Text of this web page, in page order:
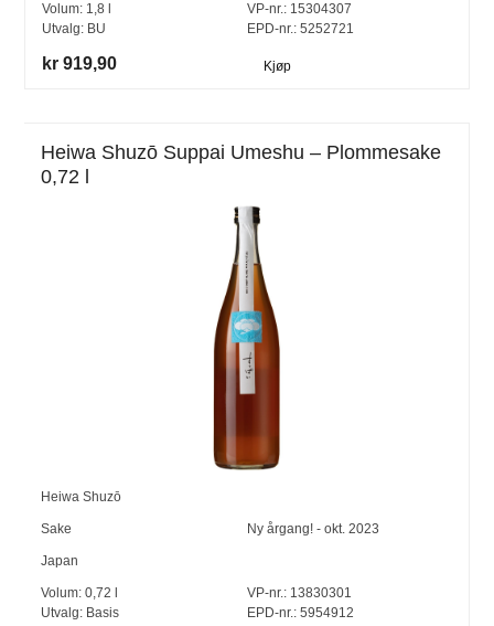
Volum: 1,8
Utvalg: BU
VP-nr.: 15304307
EPD-nr.: 5252721
kr 919,90 Kjøp
Heiwa Shuzō Suppai Umeshu – Plommesake
0,72 l
Heiwa Shuzō
Sake Ny årgang! - okt. 2023
Japan
Volum:0,72
Utvalg: Basis
VP-nr.:13830301
EPD-nr.: 5954912